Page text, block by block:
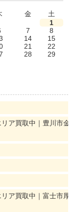
金
土
1
7
8
14
15
21
22
28
29
ア買取中｜豊川市金
ア買取中｜富士市厚